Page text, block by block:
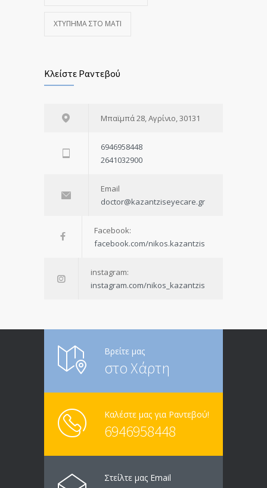
ΧΤΎΠΗΜΑ ΣΤΟ ΜΆΤΙ
Κλείστε Ραντεβού
Μπαϊμπά 28, Αγρίνιο, 30131
6946958448
2641032900
Email
doctor@kazantziseyecare.gr
Facebook:
facebook.com/nikos.kazantzis
instagram:
instagram.com/nikos_kazantzis
Βρείτε μας
στο Χάρτη
Καλέστε μας για Ραντεβού!
6946958448
Στείλτε μας Email